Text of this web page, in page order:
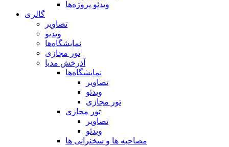
ویدئو پروژه‌ها
گالری
تصاویر
ویدیو
نمایشگاه‌ها
تور مجازی
آذرخش مدیا
نمایشگاه‌ها
تصاویر
ویدئو
تور مجازی
تور مجازی
تصاویر
ویدئو
مصاحبه ها و سخنرانی ها